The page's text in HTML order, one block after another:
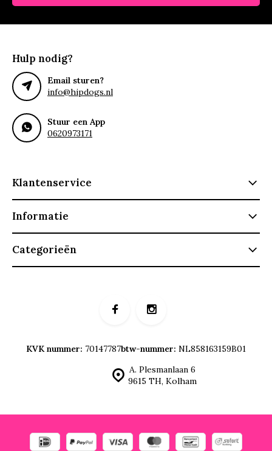
Hulp nodig?
Email sturen?
info@hipdogs.nl
Stuur een App
0620973171
Klantenservice
Informatie
Categorieën
A. Plesmanlaan 6
9615 TH, Kolham
KVK nummer: 70147787btw-nummer: NL858163159B01